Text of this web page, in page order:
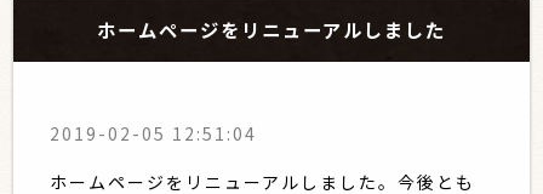
ホームページをリニューアルしました
2019-02-05 12:51:04
ホームページをリニューアルしました。今後とも